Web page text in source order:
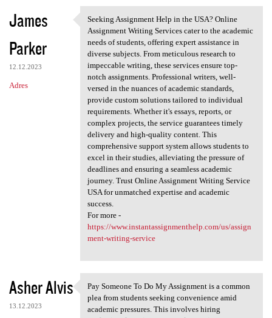
James
Parker
12.12.2023
Adres
Seeking Assignment Help in
Seeking Assignment Help in the USA? Online
Assignment Writing Services cater to the academic
needs of students, offering expert assistance in
diverse subjects. From meticulous research to
impeccable writing, these services ensure top-
notch assignments. Professional writers, well-
versed in the nuances of academic standards,
provide custom solutions tailored to individual
requirements. Whether it's essays, reports, or
complex projects, the service guarantees timely
delivery and high-quality content. This
comprehensive support system allows students to
excel in their studies, alleviating the pressure of
deadlines and ensuring a seamless academic
journey. Trust Online Assignment Writing Service
USA for unmatched expertise and academic
success.
For more -
https://www.instantassignmenthelp.com/us/assign
ment-writing-service
Asher Alvis
13.12.2023
Pay Someone To Do My
Pay Someone To Do My Assignment is a common
plea from students seeking convenience amid
academic pressures. This involves hiring